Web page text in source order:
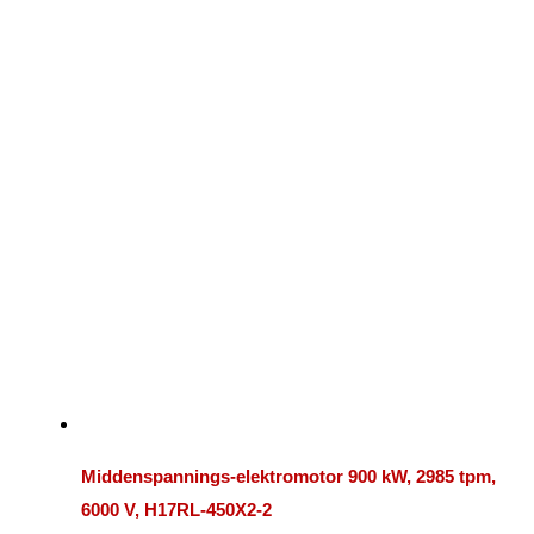
Middenspannings-elektromotor 900 kW, 2985 tpm,
6000 V, H17RL-450X2-2